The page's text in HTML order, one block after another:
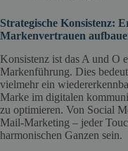
Strategische Konsistenz:
Markenvertrauen
Konsistenz ist das A und O
Markenführung. Dies
vielmehr ein
Marke im digitalen
zu optimieren. Von Social
Mail-Marketing – jeder
harmonischen Ganzen sein.